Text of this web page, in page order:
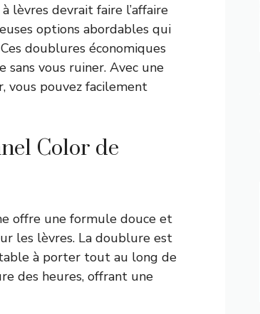
lèvres devrait faire l’affaire
options abordables qui
doublures économiques
vous ruiner. Avec une
vous pouvez facilement
Color de
offre une formule douce et
les lèvres. La doublure est
à porter tout au long de
des heures, offrant une